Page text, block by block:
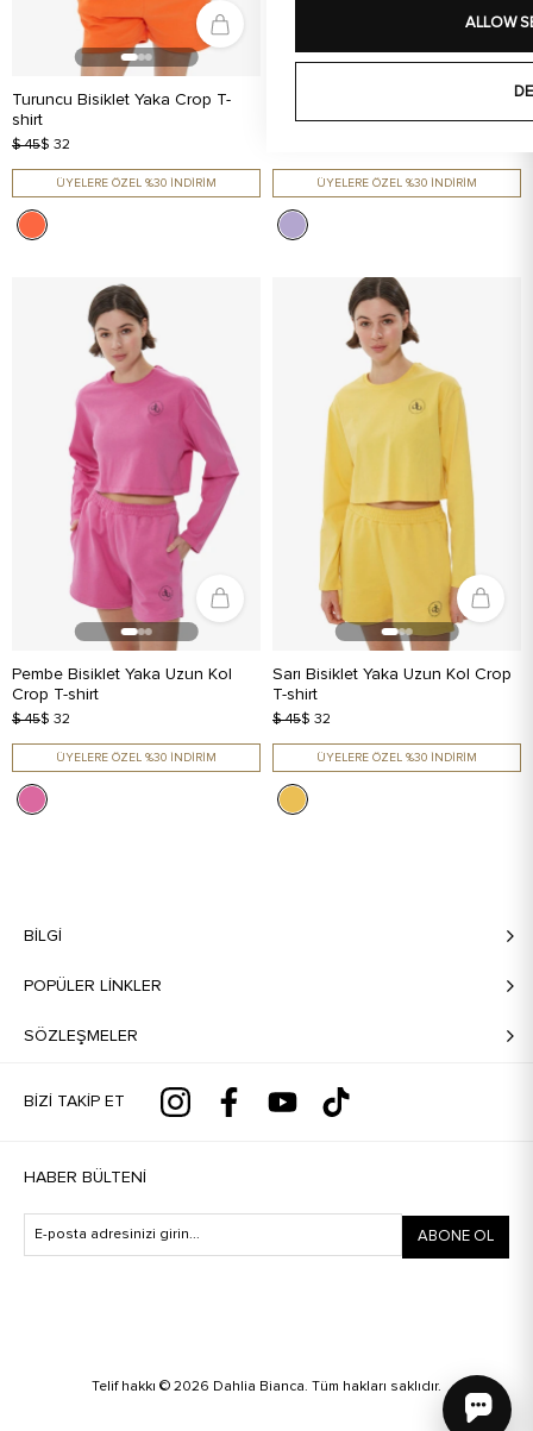
ALLOW
Turuncu Bisiklet Yaka Crop T-
shirt
$ 45$ 32
ÜYELERE ÖZEL %30 İNDİRİM
T-shirt
ÜYELERE ÖZEL %30 İNDİRİM
Pembe Bisiklet Yaka Uzun Kol
Crop T-shirt
$ 45$ 32
ÜYELERE ÖZEL %30 İNDİRİM
Sarı Bisiklet Yaka Uzun Kol Crop
T-shirt
$ 45$ 32
ÜYELERE ÖZEL %30 İNDİRİM
BILGI
POPÜLER LİNKLER
SÖZLEŞMELER
BIZI TAKIP ET
HABER BÜLTENI
ABONE OL
Telif hakkı © 2026 Dahlia Bianca. Tüm hakları saklıdır.